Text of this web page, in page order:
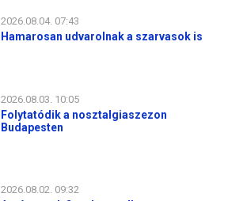
2026.08.04. 07:43
Hamarosan udvarolnak a szarvasok is
2026.08.03. 10:05
Folytatódik a nosztalgiaszezon
Budapesten
2026.08.02. 09:32